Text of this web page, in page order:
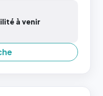
à venir